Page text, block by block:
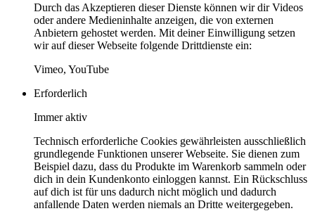
Durch das Akzeptieren dieser Dienste können wir dir Videos
oder andere Medieninhalte anzeigen, die von externen
Anbietern gehostet werden. Mit deiner Einwilligung setzen
wir auf dieser Webseite folgende Drittdienste ein:
Vimeo, YouTube
Erforderlich
Immer aktiv
Technisch erforderliche Cookies gewährleisten ausschließlich
grundlegende Funktionen unserer Webseite. Sie dienen zum
Beispiel dazu, dass du Produkte im Warenkorb sammeln oder
dich in dein Kundenkonto einloggen kannst. Ein Rückschluss
auf dich ist für uns dadurch nicht möglich und dadurch
anfallende Daten werden niemals an Dritte weitergegeben.